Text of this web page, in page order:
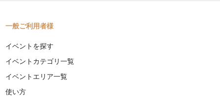
一般ご利用者様
イベントを探す
イベントカテゴリ一覧
イベントエリア一覧
使い方